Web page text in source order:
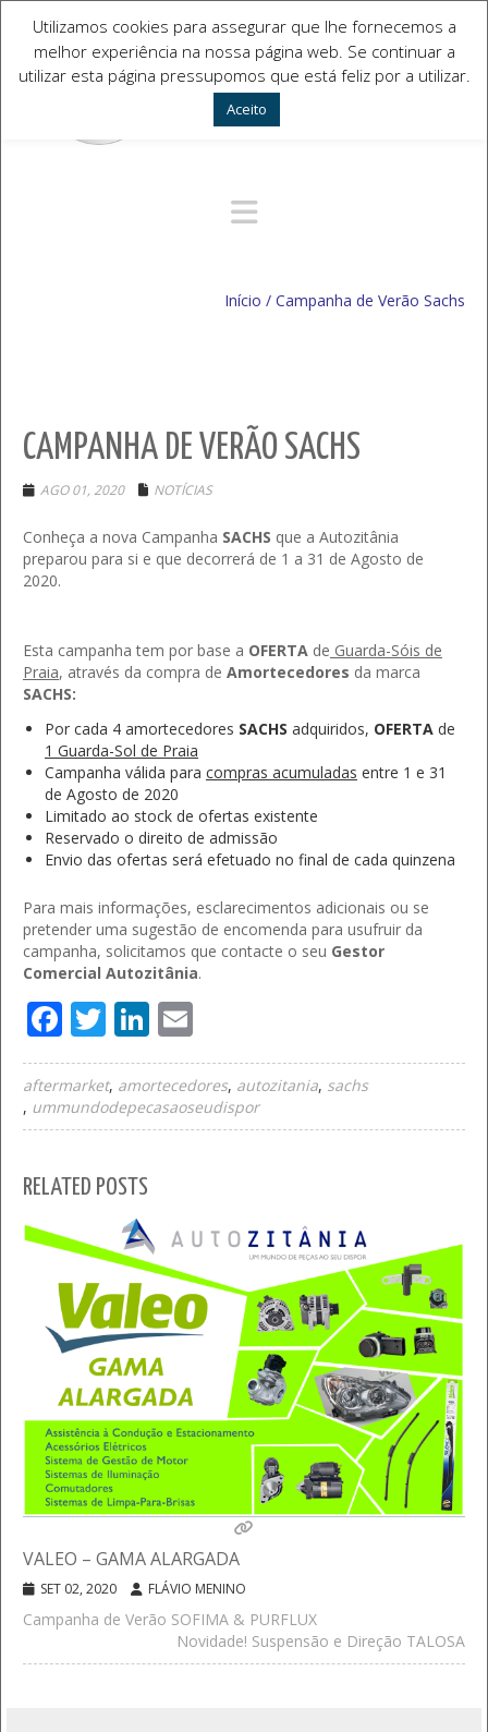
Navegação Alternativa
Início / Campanha de Verão Sachs
CAMPANHA DE VERÃO SACHS
AGO 01, 2020 NOTÍCIAS
Conheça a nova Campanha SACHS que a Autozitânia
preparou para si e que decorrerá de 1 a 31 de Agosto de
2020.
Esta campanha tem por base a OFERTA de Guarda-Sóis de
Praia, através da compra de Amortecedores da marca
SACHS:
Por cada 4 amortecedores SACHS adquiridos, OFERTA de
1 Guarda-Sol de Praia
Campanha válida para compras acumuladas entre 1 e 31
de Agosto de 2020
Limitado ao stock de ofertas existente
Reservado o direito de admissão
Envio das ofertas será efetuado no final de cada quinzena
Para mais informações, esclarecimentos adicionais ou se
pretender uma sugestão de encomenda para usufruir da
campanha, solicitamos que contacte o seu Gestor
Comercial Autozitânia.
Facebook
TwitterLinkedIn
aftermarket amortecedores autozitania sachs
ummundodepecasaoseudispor
RELATED POSTS
VALEO – GAMA ALARGADA
SET 02, 2020 FLÁVIO MENINO
Campanha de Verão SOFIMA & PURFLUX
Novidade! Suspensão e Direção TALOSA
Utilizamos cookies para assegurar que lhe fornecemos a
melhor experiência na nossa página web. Se continuar a
utilizar esta página pressupomos que está feliz por a utilizar.
Aceito